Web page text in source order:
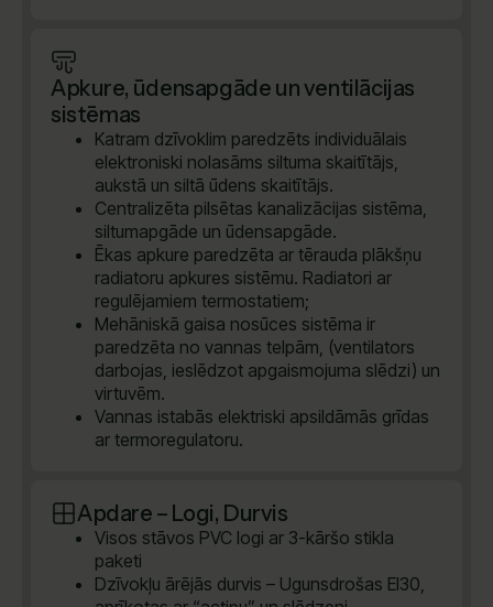
Apkure, ūdensapgāde un ventilācijas
sistēmas
Katram dzīvoklim paredzēts individuālais
elektroniski nolasāms siltuma skaitītājs,
aukstā un siltā ūdens skaitītājs.
Centralizēta pilsētas kanalizācijas sistēma,
siltumapgāde un ūdensapgāde.
Ēkas apkure paredzēta ar tērauda plākšņu
radiatoru apkures sistēmu. Radiatori ar
regulējamiem termostatiem;
Mehāniskā gaisa nosūces sistēma ir
paredzēta no vannas telpām, (ventilators
darbojas, ieslēdzot apgaismojuma slēdzi) un
virtuvēm.
Vannas istabās elektriski apsildāmās grīdas
ar termoregulatoru.
Apdare – Logi, Durvis
Visos stāvos PVC logi ar 3-kāršo stikla
paketi
Dzīvokļu ārējās durvis – Ugunsdrošas EI30,